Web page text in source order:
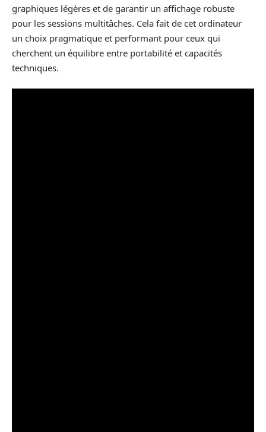
graphiques légères et de garantir un affichage robuste
pour les sessions multitâches. Cela fait de cet ordinateur
un choix pragmatique et performant pour ceux qui
cherchent un équilibre entre portabilité et capacités
techniques.